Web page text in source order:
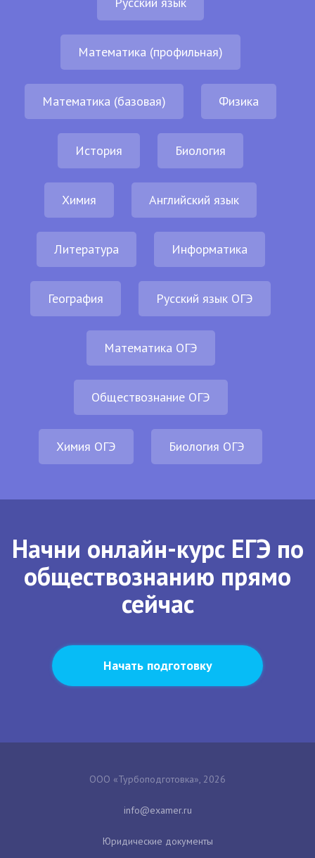
Математика (профильная)
Математика (базовая) Физика
История Биология
Химия Английский язык
Литература Информатика
География Русский язык ОГЭ
Математика ОГЭ
Обществознание ОГЭ
Химия ОГЭ Биология ОГЭ
Начни онлайн-курс ЕГЭ по
обществознанию прямо
сейчас
Начать подготовку
ООО «Турбоподготовка», 2026
Юридические документы